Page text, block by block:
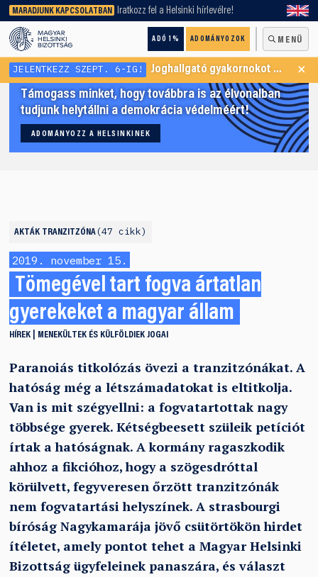
MARADJUNK KAPCSOLATBAN Iratkozz fel a Helsinki hírlevélre!
ADÓ 1% ADOMÁNYOZOK MENÜ
keresőnket!
JELENTKEZZ SZEPT. 6-IG! Joghallgató gyakornokot keresünk Menekültügyi Programunkba ×
Támogass minket, hogy továbbra is az élvonalban
tudjunk helytállni a demokrácia védelméért!
ADOMÁNYOZZ A HELSINKINEK
AKTÁK TRANZITZÓNA 47 cikk
2019. november 15.
Tömegével tart fogva ártatlan
gyerekeket a magyar állam
HÍREK MENEKÜLTEK ÉS KÜLFÖLDIEK JOGAI
Paranoiás titkolózás övezi a tranzitzónákat. A
hatóság még a létszámadatokat is eltitkolja.
Van is mit szégyellni: a fogvatartottak nagy
többsége gyerek. Kétségbeesett szüleik petíciót
írtak a hatóságnak. A kormány ragaszkodik
ahhoz a fikcióhoz, hogy a szögesdróttal
körülvett, fegyveresen őrzött tranzitzónák
nem fogvatartási helyszínek. A strasbourgi
bíróság Nagykamarája jövő csütörtökön hirdet
ítéletet, amely pontot tehet a Magyar Helsinki
Bizottság ügyfeleinek panaszára, és választ